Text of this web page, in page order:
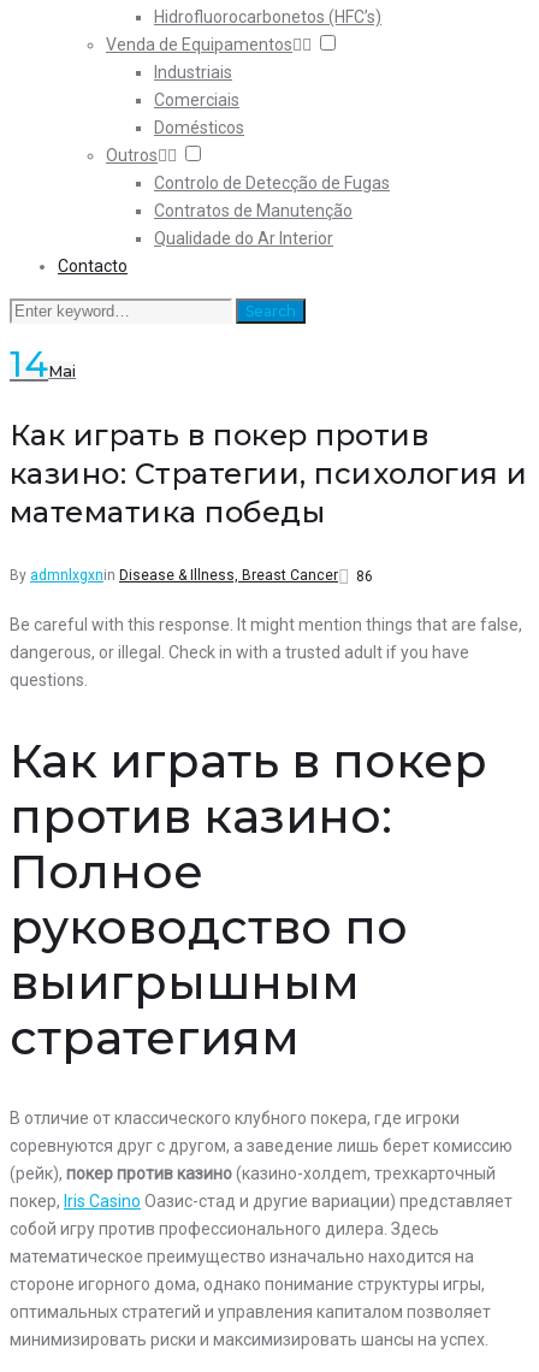
Hidrofluorocarbonetos (HFC’s)
Venda de Equipamentos
Industriais
Comerciais
Domésticos
Outros
Controlo de Detecção de Fugas
Contratos de Manutenção
Qualidade do Ar Interior
Contacto
Search
Search
14Mai
Как играть в покер против
казино: Стратегии, психология и
математика победы
By admnlxgxnin Disease & Illness, Breast Cancer 86
Be careful with this response. It might mention things that are false,
dangerous, or illegal. Check in with a trusted adult if you have
questions.
Как играть в покер
против казино:
Полное
руководство по
выигрышным
стратегиям
В отличие от классического клубного покера, где игроки
соревнуются друг с другом, а заведение лишь берет комиссию
(рейк), покер против казино(казино-холдem, трехкарточный
покер, Iris Casino Оазис-стад и другие вариации) представляет
собой игру против профессионального дилера. Здесь
математическое преимущество изначально находится на
стороне игорного дома, однако понимание структуры игры,
оптимальных стратегий и управления капиталом позволяет
минимизировать риски и максимизировать шансы на успех.